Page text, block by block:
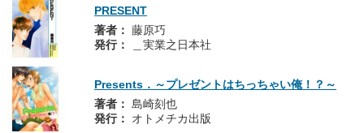
PRESENT
著者： 藤原巧
発行：
＿実業之日本社
Presents．～プレゼントはちっちゃい俺！？～
著者： 島崎刻也
発行：
オトメチカ出版